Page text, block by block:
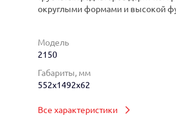
округлыми формами и высокой
Модель
2150
Габариты, мм
552x1492x62
Все характеристики